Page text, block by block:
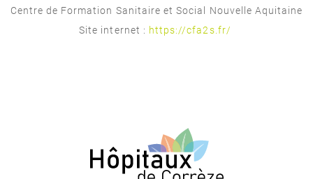
Centre de Formation Sanitaire et Social Nouvelle Aquitaine
Site internet : https://cfa2s.fr/